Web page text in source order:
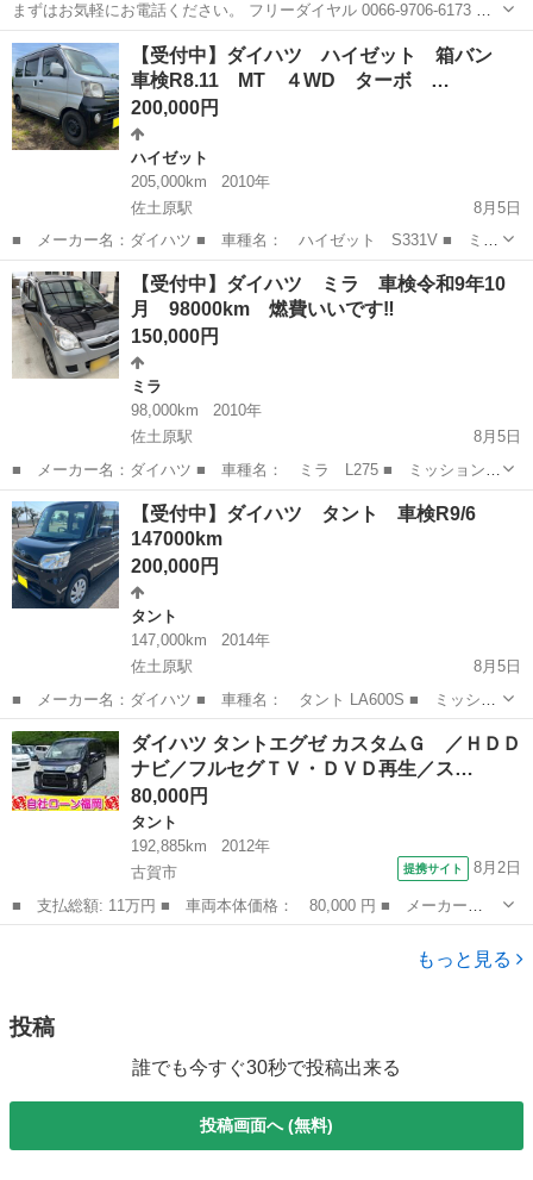
まずはお気軽にお電話ください。 フリーダイヤル 0066-9706-6173 ★
ラインID:@443feups★ https://lin.ee/JPpMU2h ■当社グループ在庫情
報■ htt...
宮崎 宮崎市 日向住吉駅 タント スマートアシスト
【受付中】ダイハツ ハイゼット 箱バン
車検R8.11 MT ４WD ターボ …
200,000円
ハイゼット
205,000km
2010年
佐土原駅
8月5日
■ メーカー名：ダイハツ ■ 車種名： ハイゼット S331V ■ ミッ
ション： MT ４WD ■ 修復歴有無： なし ■ 年式（年）： 平成
22年 ■ 走行距離： 205000km(使用中の為増えます) ■ ...
宮崎 児湯郡 佐土原駅 ハイゼット 箱バン
【受付中】ダイハツ ミラ 車検令和9年10
月 98000km 燃費いいです‼️
150,000円
ミラ
98,000km
2010年
佐土原駅
8月5日
■ メーカー名：ダイハツ ■ 車種名： ミラ L275 ■ ミッション：
AT ■ 修復歴有無： なし ■ 年式（年）： 平成22年 ■ 走行距
離： 98000km(使用中の為増えます) ■ 車検有無： 令和9年10月
■...
宮崎 児湯郡 佐土原駅 ミラ 燃費
【受付中】ダイハツ タント 車検R9/6
147000km
200,000円
タント
147,000km
2014年
佐土原駅
8月5日
■ メーカー名：ダイハツ ■ 車種名： タント LA600S ■ ミッショ
ン： AT(CVT) ■ 修復歴有無： なし ■ 年式（年）： 平成26年
■ 走行距離： 147000km(使用中の為増えます) ■ ...
宮崎 児湯郡 佐土原駅 タント ミッション
ダイハツ タントエグゼ カスタムＧ ／ＨＤＤ
ナビ／フルセグＴＶ・ＤＶＤ再生／ス…
80,000円
タント
192,885km
2012年
古賀市
提携サイト 8月2日
■ 支払総額: 11万円 ■ 車両本体価格： 80,000 円 ■ メーカー
名： ダイハツ ■ 車種名： タントエグゼ ■ グレード名： カス
タムＧ ／ＨＤＤナビ／フルセグＴＶ・ＤＶＤ再生／スマートキー／
もっと見る
投稿
誰でも今すぐ30秒で投稿出来る
投稿画面へ (無料)